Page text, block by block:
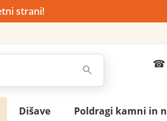
strani!
Dišave Poldragi kamni in